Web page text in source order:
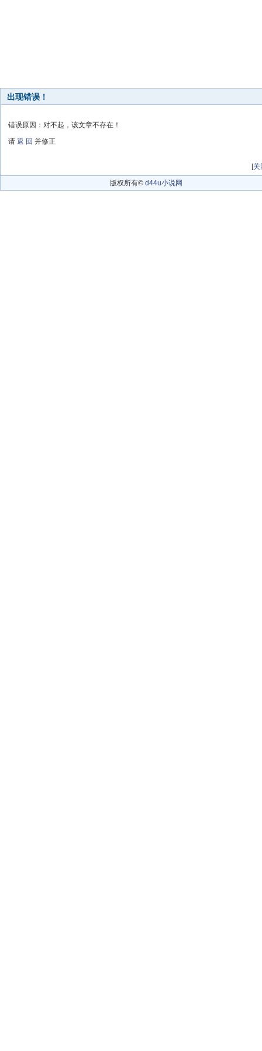
出现错误！
错误原因：对不起，该文章不存在！
请 返 回 并修正
[关
版权所有© d44u小说网